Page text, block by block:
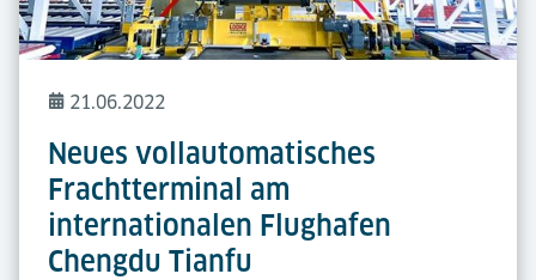
21.06.2022
Neues vollautomatisches
Frachtterminal am
internationalen Flughafen
Chengdu Tianfu